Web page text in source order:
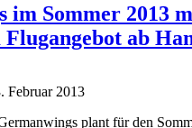
im Sommer 2013
Flugangebot ab
Februar 2013
plant für den